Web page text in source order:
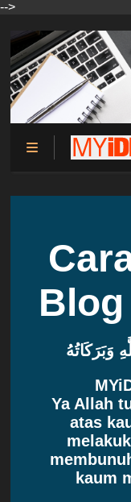
-->
وَبَرَكَاتُهُ
Ya Allah
atas
kaum